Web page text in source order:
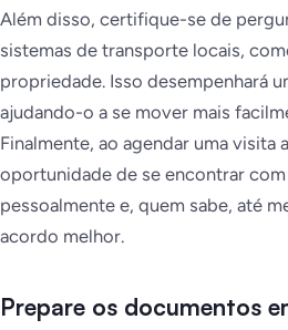
Além disso, certifique-se de
sistemas de transporte locais,
propriedade. Isso desempenhará
ajudando-o a se mover mais
Finalmente, ao agendar uma visita
oportunidade de se encontrar
pessoalmente e, quem sabe, até
acordo melhor.
Prepare os documentos